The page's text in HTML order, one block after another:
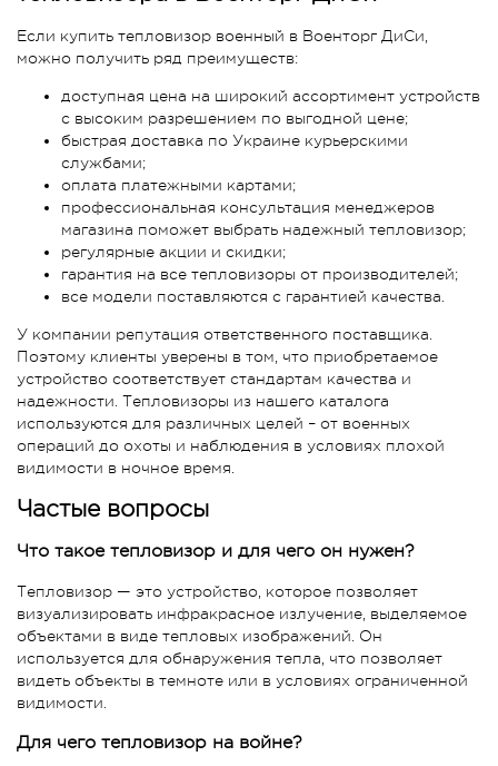
Если купить тепловизор военный в Военторг ДиСи,
можно получить ряд преимуществ:
доступная цена на широкий ассортимент устройств
с высоким разрешением по выгодной цене;
быстрая доставка по Украине курьерскими
службами;
оплата платежными картами;
профессиональная консультация менеджеров
магазина поможет выбрать надежный тепловизор;
регулярные акции и скидки;
гарантия на все тепловизоры от производителей;
все модели поставляются с гарантией качества.
У компании репутация ответственного поставщика.
Поэтому клиенты уверены в том, что приобретаемое
устройство соответствует стандартам качества и
надежности. Тепловизоры из нашего каталога
используются для различных целей – от военных
операций до охоты и наблюдения в условиях плохой
видимости в ночное время.
Частые вопросы
Что такое тепловизор и для чего он нужен?
Тепловизор — это устройство, которое позволяет
визуализировать инфракрасное излучение, выделяемое
объектами в виде тепловых изображений. Он
используется для обнаружения тепла, что позволяет
видеть объекты в темноте или в условиях ограниченной
видимости.
Для чего тепловизор на войне?